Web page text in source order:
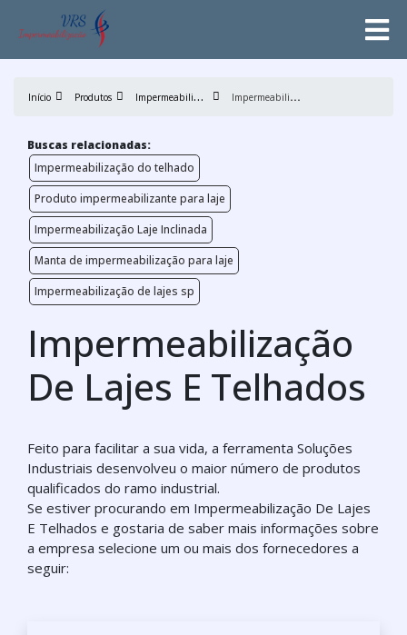
Início Produtos I
mpermeabilização de lajes I
mpermeabilização De Lajes E Telhados
Buscas relacionadas:
Impermeabilização do telhado
Produto impermeabilizante para laje
Impermeabilização Laje Inclinada
Manta de impermeabilização para laje
Impermeabilização de lajes sp
Impermeabilização
De Lajes E Telhados
Feito para facilitar a sua vida, a ferramenta Soluções
Industriais desenvolveu o maior número de produtos
qualificados do ramo industrial.
Se estiver procurando em Impermeabilização De Lajes
E Telhados e gostaria de saber mais informações sobre
a empresa selecione um ou mais dos fornecedores a
seguir: